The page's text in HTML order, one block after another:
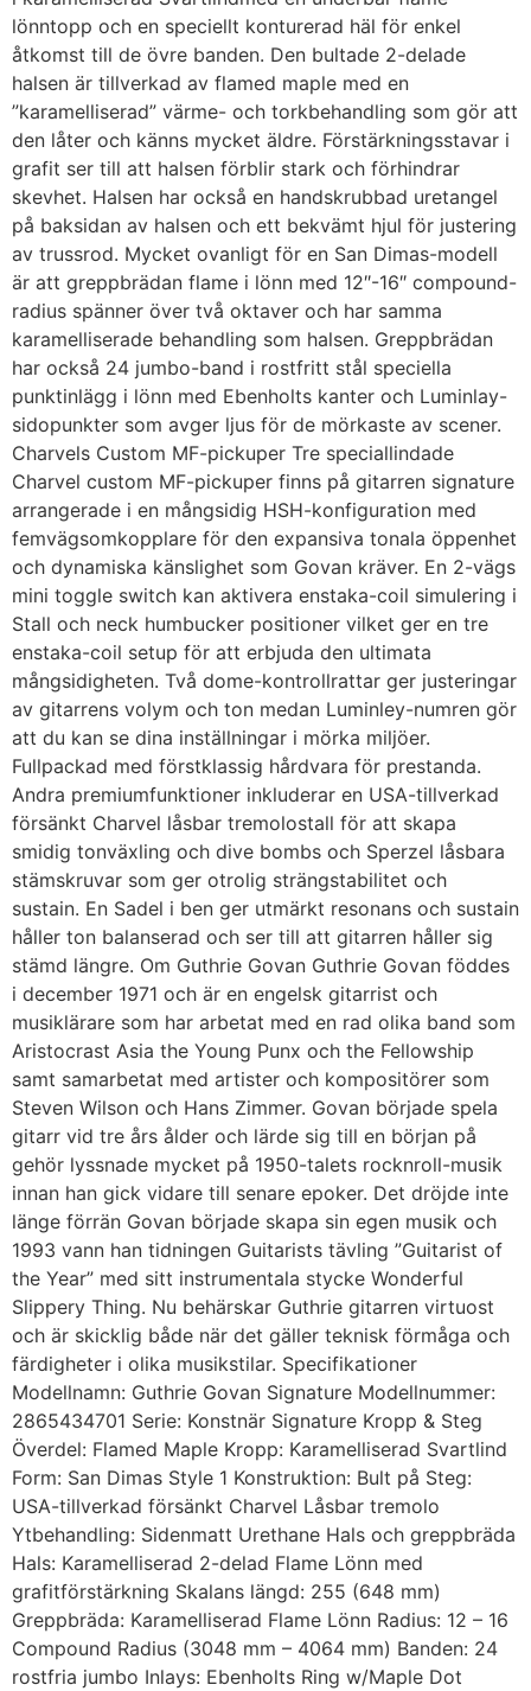
lönntopp och en speciellt konturerad häl för enkel
åtkomst till de övre banden. Den bultade 2-delade
halsen är tillverkad av flamed maple med en
”karamelliserad” värme- och torkbehandling som gör att
den låter och känns mycket äldre. Förstärkningsstavar i
grafit ser till att halsen förblir stark och förhindrar
skevhet. Halsen har också en handskrubbad uretangel
på baksidan av halsen och ett bekvämt hjul för justering
av trussrod. Mycket ovanligt för en San Dimas-modell
är att greppbrädan flame i lönn med 12″-16″ compound-
radius spänner över två oktaver och har samma
karamelliserade behandling som halsen. Greppbrädan
har också 24 jumbo-band i rostfritt stål speciella
punktinlägg i lönn med Ebenholts kanter och Luminlay-
sidopunkter som avger ljus för de mörkaste av scener.
Charvels Custom MF-pickuper Tre speciallindade
Charvel custom MF-pickuper finns på gitarren signature
arrangerade i en mångsidig HSH-konfiguration med
femvägsomkopplare för den expansiva tonala öppenhet
och dynamiska känslighet som Govan kräver. En 2-vägs
mini toggle switch kan aktivera enstaka-coil simulering i
Stall och neck humbucker positioner vilket ger en tre
enstaka-coil setup för att erbjuda den ultimata
mångsidigheten. Två dome-kontrollrattar ger justeringar
av gitarrens volym och ton medan Luminley-numren gör
att du kan se dina inställningar i mörka miljöer.
Fullpackad med förstklassig hårdvara för prestanda.
Andra premiumfunktioner inkluderar en USA-tillverkad
försänkt Charvel låsbar tremolostall för att skapa
smidig tonväxling och dive bombs och Sperzel låsbara
stämskruvar som ger otrolig strängstabilitet och
sustain. En Sadel i ben ger utmärkt resonans och sustain
håller ton balanserad och ser till att gitarren håller sig
stämd längre. Om Guthrie Govan Guthrie Govan föddes
i december 1971 och är en engelsk gitarrist och
musiklärare som har arbetat med en rad olika band som
Aristocrast Asia the Young Punx och the Fellowship
samt samarbetat med artister och kompositörer som
Steven Wilson och Hans Zimmer. Govan började spela
gitarr vid tre års ålder och lärde sig till en början på
gehör lyssnade mycket på 1950-talets rocknroll-musik
innan han gick vidare till senare epoker. Det dröjde inte
länge förrän Govan började skapa sin egen musik och
1993 vann han tidningen Guitarists tävling ”Guitarist of
the Year” med sitt instrumentala stycke Wonderful
Slippery Thing. Nu behärskar Guthrie gitarren virtuost
och är skicklig både när det gäller teknisk förmåga och
färdigheter i olika musikstilar. Specifikationer
Modellnamn: Guthrie Govan Signature Modellnummer:
2865434701 Serie: Konstnär Signature Kropp & Steg
Överdel: Flamed Maple Kropp: Karamelliserad Svartlind
Form: San Dimas Style 1 Konstruktion: Bult på Steg:
USA-tillverkad försänkt Charvel Låsbar tremolo
Ytbehandling: Sidenmatt Urethane Hals och greppbräda
Hals: Karamelliserad 2-delad Flame Lönn med
grafitförstärkning Skalans längd: 255 (648 mm)
Greppbräda: Karamelliserad Flame Lönn Radius: 12 – 16
Compound Radius (3048 mm – 4064 mm) Banden: 24
rostfria jumbo Inlays: Ebenholts Ring w/Maple Dot